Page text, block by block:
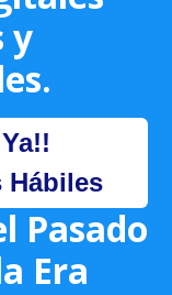
y
Hábiles
Pasado
Era